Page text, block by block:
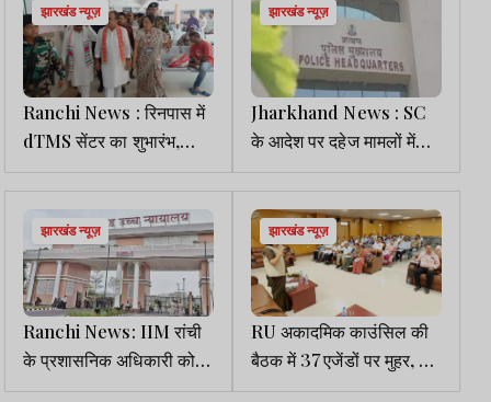
झारखंड न्यूज़
Ranchi News : रिनपास में
dTMS सेंटर का शुभारंभ,
मानसिक रोगियों को मिलेगा
आधुनिक इलाज
झारखंड न्यूज़
Jharkhand News : SC
के आदेश पर दहेज मामलों में
पुलिस मुख्यालय सख्त, SP को
दिए कड़े निर्देश
झारखंड न्यूज़
Ranchi News: IIM रांची
के प्रशासनिक अधिकारी को
HC से राहत, सेवा से हटाए
झारखंड न्यूज़
RU अकादमिक काउंसिल की
बैठक में 37 एजेंडों पर मुहर, नए
कोर्स व संरचनात्मक बदलावों